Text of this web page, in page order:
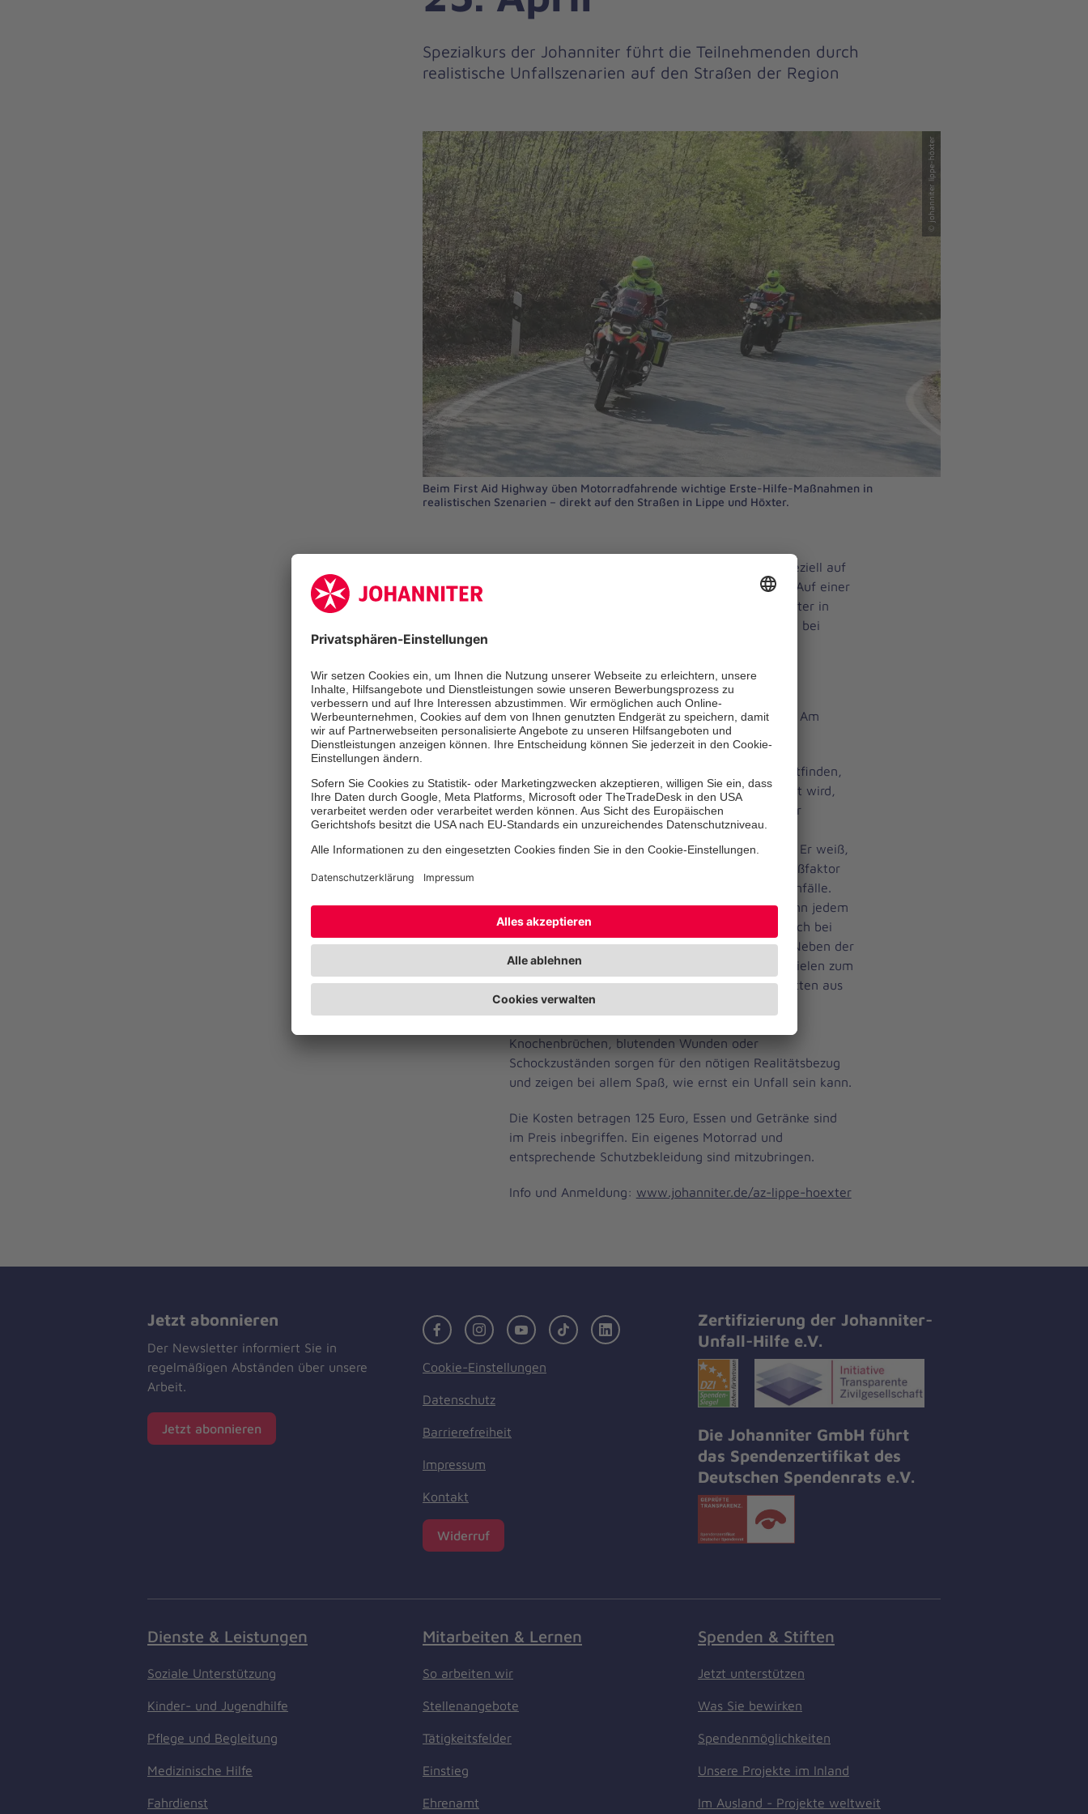
Spezialkurs der Johanniter führt die Teilnehmenden durch
realistische Unfallszenarien auf den Straßen der Region
© johanniter lippe-höxter
Beim First Aid Highway üben Motorradfahrende wichtige Erste-Hilfe-Maßnahmen in
realistischen Szenarien – direkt auf den Straßen in Lippe und Höxter.
First Aid Highway: Dieser Erste-Hilfe-Kurs ist speziell auf
Motorradfahrerinnen und -fahrer zugeschnitten. Auf einer
Ausfahrt durch Lippe-Höxter schulen die Johanniter in
vielen praktischen Übungen typische Situationen bei
Wann: 25. April 2026 von 9 bis 18 Uhr
Treffpunkt: Johanniter-Regionalgeschäftsstelle, Am
Diestelbach 5-7 in 32825 Blomberg
„Wir lassen den Erste-Hilfe-Kurs genau dort stattfinden,
wo das Wissen der Ersthelfenden auch gebraucht wird,
auf der Straße“, erklärt Wolfgang Grüneberg, der
ehrenamtlich die Johanniter-Motorradstaffel im
Johanniter-Regionalverband Lippe-Höxter leitet. Er weiß,
dass mit Beginn der Zweiradsaison zwar der Spaßfaktor
steigt, leider aber auch die Zahl der schweren Unfälle.
„Deswegen bieten wir diesen Spezialkurs an, denn jedem
Motorradfahrer kann es passieren, dass er plötzlich bei
einem Unfall Hilfe leisten muss“, so Grüneberg. Neben der
Helmabnahme lernen die Teilnehmer in Fallbeispielen zum
Beispiel die Absicherung der Unfallstelle, das Retten aus
dem Gefahrenbereich oder die Herz-Lungen-
Knochenbrüchen, blutenden Wunden oder
Schockzuständen sorgen für den nötigen Realitätsbezug
und zeigen bei allem Spaß, wie ernst ein Unfall sein kann.
Die Kosten betragen 125 Euro, Essen und Getränke sind
im Preis inbegriffen. Ein eigenes Motorrad und
entsprechende Schutzbekleidung sind mitzubringen.
Info und Anmeldung: www.johanniter.de/az-lippe-hoexter
Jetzt abonnieren
Der Newsletter informiert Sie in
regelmäßigen Abständen über unsere
Arbeit.
Jetzt abonnieren
FacebookInstagramYoutubeTikTok LinkedIn
Cookie-Einstellungen
Datenschutz
Barrierefreiheit
Impressum
Kontakt
Widerruf
Zertifizierung der Johanniter-
Unfall-Hilfe e.V.
Die Johanniter GmbH führt
das Spendenzertifikat des
Deutschen Spendenrats e.V.
Dienste & Leistungen
Soziale Unterstützung
Kinder- und Jugendhilfe
Pflege und Begleitung
Medizinische Hilfe
Fahrdienst
Mitarbeiten & Lernen
So arbeiten wir
Stellenangebote
Tätigkeitsfelder
Einstieg
Ehrenamt
Spenden & Stiften
Jetzt unterstützen
Was Sie bewirken
Spendenmöglichkeiten
Unsere Projekte im Inland
Im Ausland - Projekte weltweit